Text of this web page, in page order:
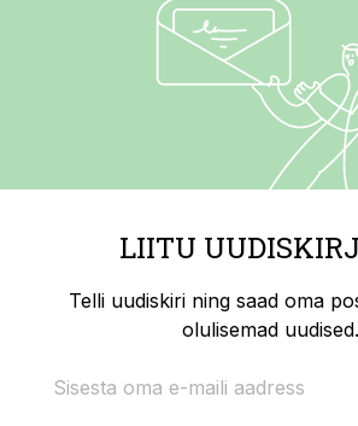
LIITU
Telli uudiskiri ning saad oma
olulisemad uudised.